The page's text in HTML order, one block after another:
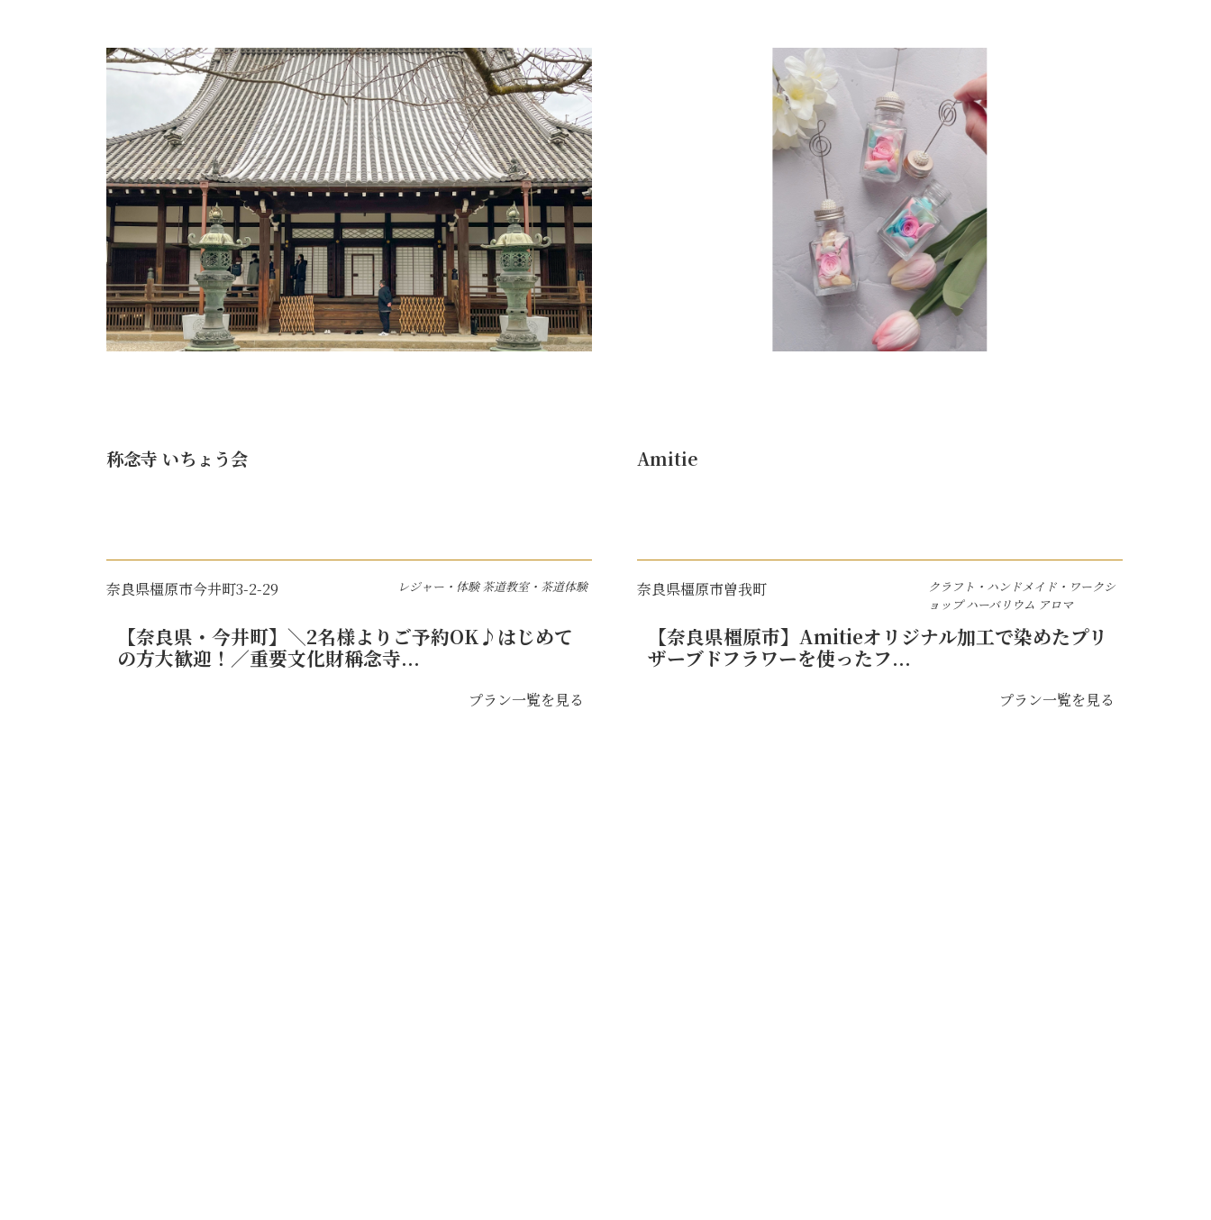
称念寺 いちょう会
奈良県橿原市今井町3-2-29 レジャー・体験茶道教室・茶道体験
【奈良県・今井町】＼2名様よりご予約OK♪はじめて
の方大歓迎！／重要文化財稱念寺...
プラン一覧を見る
Amitie
奈良県橿原市曽我町
クラフト・ハンドメイド・ワークシ
ョップハーバリウム アロマ
【奈良県橿原市】Amitieオリジナル加工で染めたプリ
ザーブドフラワーを使ったフ...
プラン一覧を見る